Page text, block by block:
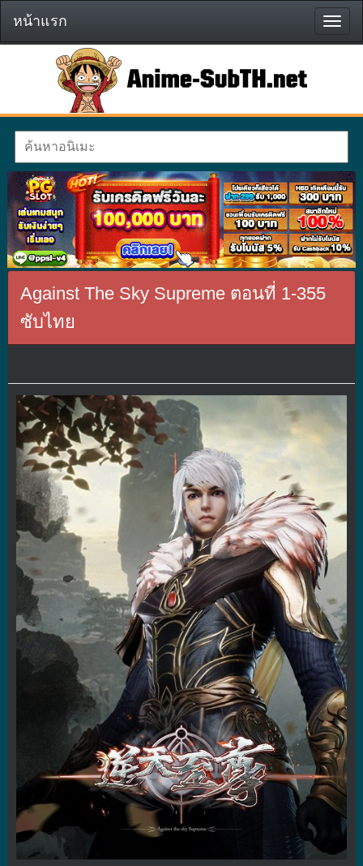
หน้า
แรก
หน้าแรก
Against The Sky Supreme ตอนที่ 1-355
ซับไทย